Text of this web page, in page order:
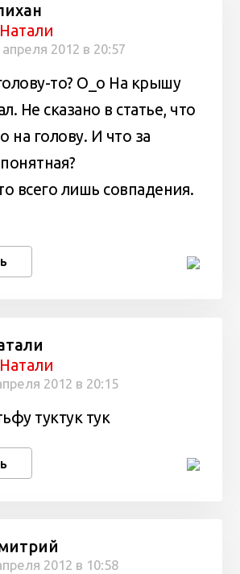
Натали
апреля 2012 в 20:57
то? О_о На крышу
Не сказано в статье, что
на голову. И что за
всего лишь совпадения.
Натали
2012 в 20:15
туктук тук
2012 в 10:58